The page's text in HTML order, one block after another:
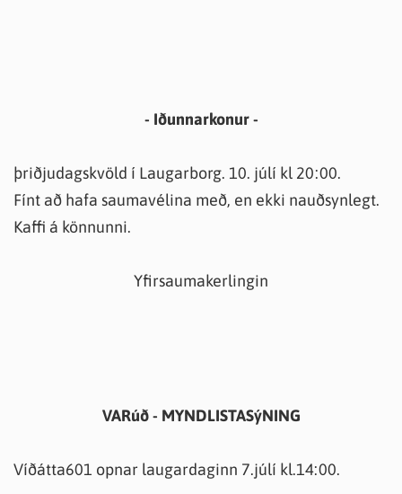
- Iðunnarkonur -
þriðjudagskvöld í Laugarborg. 10. júlí kl 20:00.
Fínt að hafa saumavélina með, en ekki nauðsynlegt.
Kaffi á könnunni.
Yfirsaumakerlingin
VARúð - MYNDLISTASýNING
Víðátta601 opnar laugardaginn 7.júlí kl.14:00.